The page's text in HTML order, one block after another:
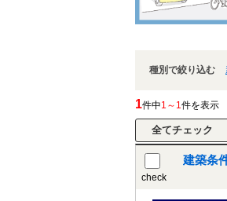
種別で絞り込む
1件中1～1 件を表示
check
建築条